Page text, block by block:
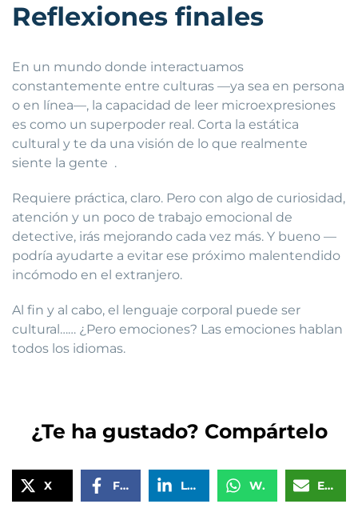
Reflexiones finales
En un mundo donde interactuamos
constantemente entre culturas —ya sea en persona
o en línea—, la capacidad de leer microexpresiones
es como un superpoder real. Corta la estática
cultural y te da una visión de lo que realmente
siente la gente .
Requiere práctica, claro. Pero con algo de curiosidad,
atención y un poco de trabajo emocional de
detective, irás mejorando cada vez más. Y bueno —
podría ayudarte a evitar ese próximo malentendido
incómodo en el extranjero.
Al fin y al cabo, el lenguaje corporal puede ser
cultural…… ¿Pero emociones? Las emociones hablan
todos los idiomas.
¿Te ha gustado? Compártelo
X Facebook LinkedIn WhatsApp Email